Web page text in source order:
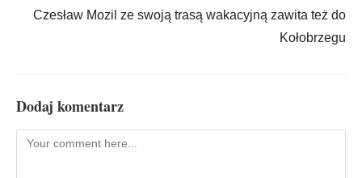
Czesław Mozil ze swoją trasą wakacyjną zawita też do
Kołobrzegu
Dodaj komentarz